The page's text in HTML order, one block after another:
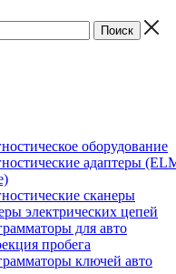
оборудование
адаптеры
сканеры
электрических цепей
для авто
пробега
ключей авто